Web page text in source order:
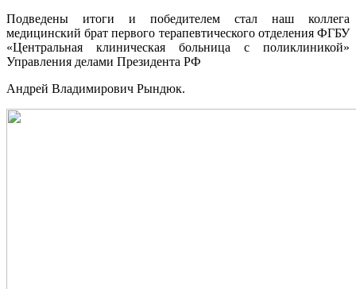
Подведены итоги и победителем стал наш коллега
медицинский брат первого терапевтического отделения ФГБУ
«Центральная клиническая больница с поликлиникой»
Управления делами Президента РФ
Андрей Владимирович Рындюк.